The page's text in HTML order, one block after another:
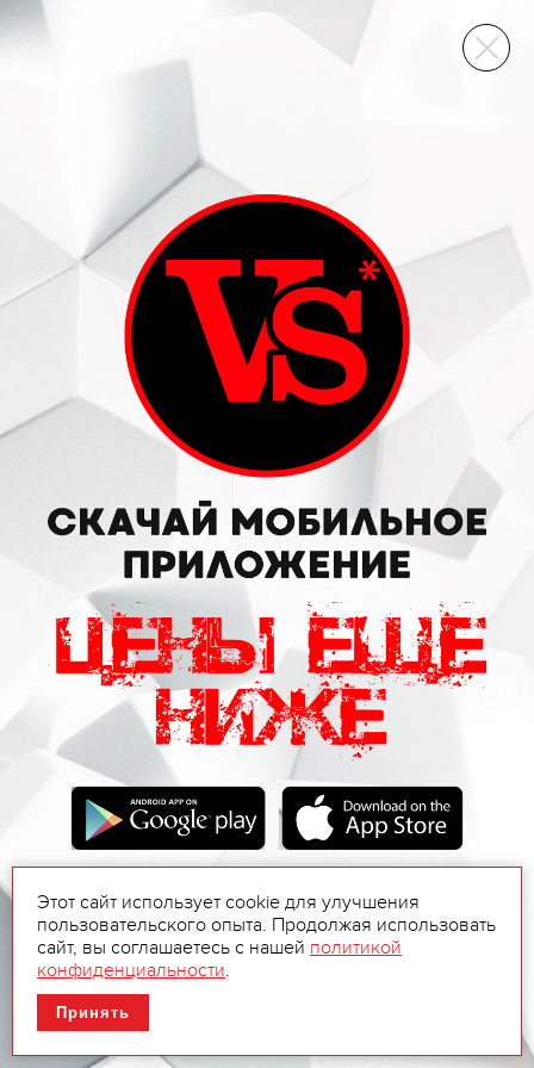
ВИННЫЙ СКЛАД
Этот сайт использует cookie для улучшения
пользовательского опыта. Продолжая использовать
сайт, вы соглашаетесь с нашей политикой
конфиденциальности.
Принять